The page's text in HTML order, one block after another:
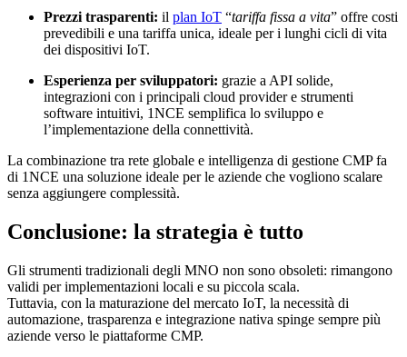
Prezzi trasparenti: il plan IoT “tariffa fissa a vita” offre costi
prevedibili e una tariffa unica, ideale per i lunghi cicli di vita
dei dispositivi IoT.
Esperienza per sviluppatori: grazie a API solide,
integrazioni con i principali cloud provider e strumenti
software intuitivi, 1NCE semplifica lo sviluppo e
l’implementazione della connettività.
La combinazione tra rete globale e intelligenza di gestione CMP fa
di 1NCE una soluzione ideale per le aziende che vogliono scalare
senza aggiungere complessità.
Conclusione: la strategia è tutto
Gli strumenti tradizionali degli MNO non sono obsoleti: rimangono
validi per implementazioni locali e su piccola scala.
Tuttavia, con la maturazione del mercato IoT, la necessità di
automazione, trasparenza e integrazione nativa spinge sempre più
aziende verso le piattaforme CMP.